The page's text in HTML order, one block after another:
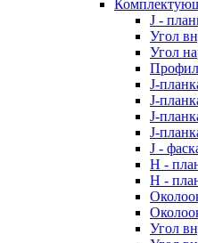
J -
Угол
Угол
J-
J-
J-
J-
J -
Н -
Н -
Угол